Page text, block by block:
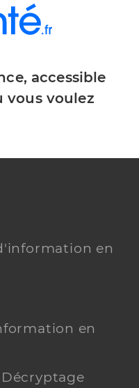
accessible
vous voulez
en
en